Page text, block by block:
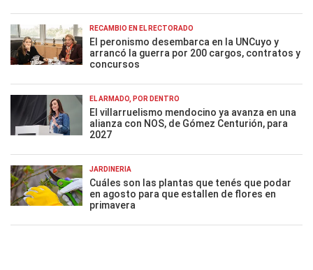
RECAMBIO EN EL RECTORADO
El peronismo desembarca en la UNCuyo y
arrancó la guerra por 200 cargos, contratos y
concursos
EL ARMADO, POR DENTRO
El villarruelismo mendocino ya avanza en una
alianza con NOS, de Gómez Centurión, para
2027
JARDINERÍA
Cuáles son las plantas que tenés que podar
en agosto para que estallen de flores en
primavera